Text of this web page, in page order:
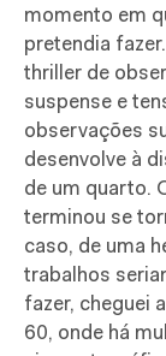
momento em
pretendia fazer.
thriller de
suspense e
observações
desenvolve à
de um quarto.
terminou se
caso, de uma
trabalhos
fazer, cheguei
60, onde há